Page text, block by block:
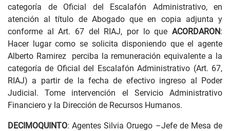
categoría de Oficial del Escalafón Administrativo, en
atención al título de Abogado que en copia adjunta y
conforme al Art. 67 del RIAJ, por lo que ACORDARON:
Hacer lugar como se solicita disponiendo que el agente
Alberto Ramirez perciba la remuneración equivalente a la
categoría de Oficial del Escalafón Administrativo (Art. 67,
RIAJ) a partir de la fecha de efectivo ingreso al Poder
Judicial. Tome intervención el Servicio Administrativo
Financiero y la Dirección de Recursos Humanos.
DECIMOQUINTO: Agentes Silvia Oruego –Jefe de Mesa de